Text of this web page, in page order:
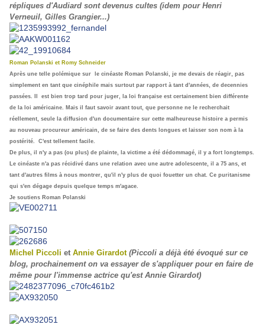
répliques d'Audiard sont devenus cultes (idem pour Henri
Verneuil, Gilles Grangier...)
Roman Polanski et Romy Schneider
Après une telle polémique sur le cinéaste Roman Polanski, je me devais de réagir, pas
simplement en tant que cinéphile mais surtout par rapport à tant d'années, de decennies
passées. Il est bien trop tard pour juger, la loi française est certainement bien différente
de la loi américaine. Mais il faut savoir avant tout, que personne ne le recherchait
réellement, seule la diffusion d'un documentaire sur cette malheureuse histoire a permis
au nouveau procureur américain, de se faire des dents longues et laisser son nom à la
postérité. C'est tellement facile.
De plus, il n'y a pas (ou plus) de plainte, la victime a été dédommagé, il y a fort longtemps.
Le cinéaste n'a pas récidivé dans une relation avec une autre adolescente, il a 75 ans, et
tant d'autres films à nous montrer, qu'il n'y plus de quoi fouetter un chat. Ce puritanisme
qui s'en dégage depuis quelque temps m'agace.
Je soutiens Roman Polanski
Michel Piccoli et Annie Girardot (Piccoli a déjà été évoqué sur ce
blog, prochainement on va essayer de s'appliquer pour en faire de
même pour l'immense actrice qu'est Annie Girardot)